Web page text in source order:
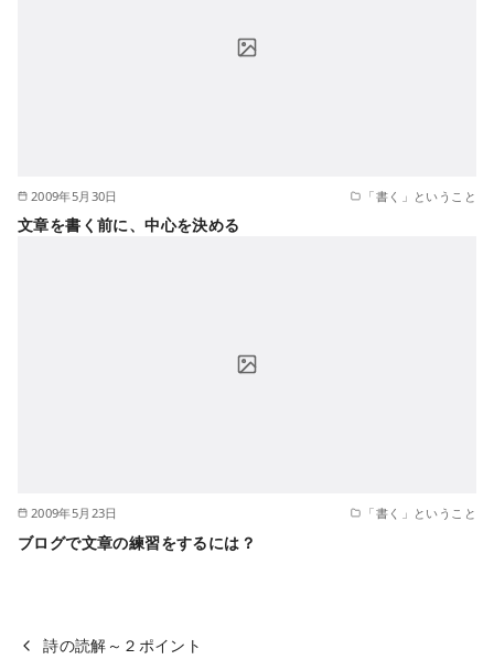
2009年5月30日 「書く」ということ
文章を書く前に、中心を決める
2009年5月23日 「書く」ということ
ブログで文章の練習をするには？
詩の読解～２ポイント